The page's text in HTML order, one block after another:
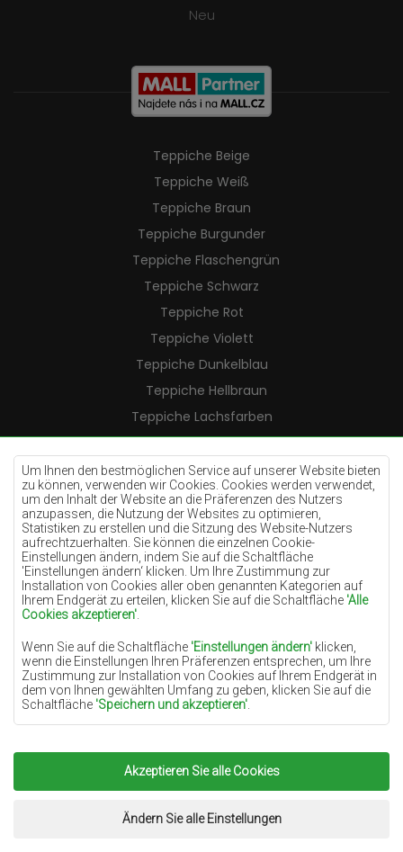
Um Ihnen den bestmöglichen Service auf unserer Website bieten
zu können, verwenden wir Cookies. Cookies werden verwendet,
um den Inhalt der Website an die Präferenzen des Nutzers
anzupassen, die Nutzung der Websites zu optimieren,
Statistiken zu erstellen und die Sitzung des Website-Nutzers
aufrechtzuerhalten. Sie können die einzelnen Cookie-
Einstellungen ändern, indem Sie auf die Schaltfläche
'Einstellungen ändern‘ klicken. Um Ihre Zustimmung zur
Installation von Cookies aller oben genannten Kategorien auf
Ihrem Endgerät zu erteilen, klicken Sie auf die Schaltfläche 'Alle
Cookies akzeptieren'
Wenn Sie auf die Schaltfläche 'Einstellungen ändern' klicken,
wenn die Einstellungen Ihren Präferenzen entsprechen, um Ihre
Zustimmung zur Installation von Cookies auf Ihrem Endgerät in
dem von Ihnen gewählten Umfang zu geben, klicken Sie auf die
Schaltfläche 'Speichern und akzeptieren'
Grundlage für die Verarbeitung das berechtigte Interesse des
Datenverwalters (TEPPICHECHEMEX) oder Dritter in Form der
Bereitstellung qualitativ hochwertiger Dienste auf unserer
Website und der Marketingaktivitäten des Datenverwalters und
seiner vertrauenswürdigen Partner.
Akzeptieren Sie alle Cookies
Ändern Sie alle Einstellungen
Neu
Teppiche Beige
Teppiche Weiß
Teppiche Braun
Teppiche Burgunder
Teppiche Flaschengrün
Teppiche Schwarz
Teppiche Rot
Teppiche Violett
Teppiche Dunkelblau
Teppiche Hellbraun
Teppiche Lachsfarben
Teppiche Cremefarben
Teppiche Lilac
Teppiche Gelb
Teppiche Pfefferminz
Teppiche Blau
Teppiche Orange
Teppiche Rosa
Teppiche Terrakotte
Teppiche Grün
Teppiche Golden
Copyright 2022Teppiche Chemex.Alle Rechte
Umsetzung:www.dimax.pl